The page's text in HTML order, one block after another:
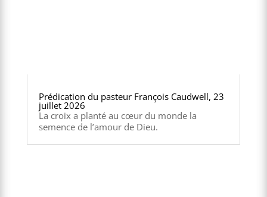
Prédication du pasteur François Caudwell, 23
juillet 2026
La croix a planté au cœur du monde la
semence de l’amour de Dieu.